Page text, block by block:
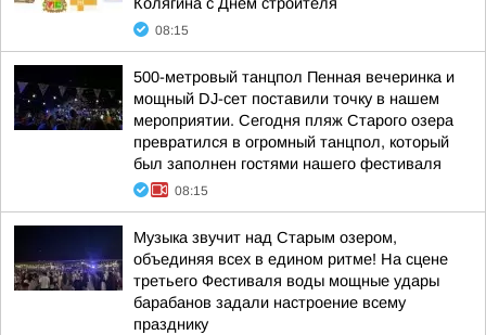
08:15
500-метровый танцпол Пенная вечеринка и
мощный DJ-сет поставили точку в нашем
мероприятии. Сегодня пляж Старого озера
превратился в огромный танцпол, который
был заполнен гостями нашего фестиваля
08:15
Музыка звучит над Старым озером,
объединяя всех в едином ритме! На сцене
третьего Фестиваля воды мощные удары
барабанов задали настроение всему
празднику